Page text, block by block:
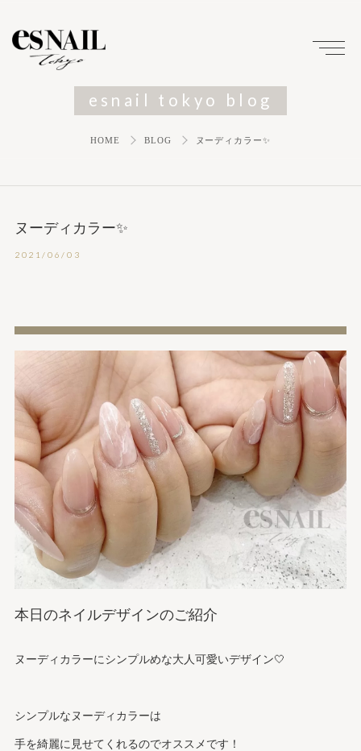
esnail tokyo blog
HOME BLOG ヌーディカラー✨
ヌーディカラー✨
2021/06/03
本日のネイルデザインのご紹介
ヌーディカラーにシンプルめな大人可愛いデザイン🤍
シンプルなヌーディカラーは
手を綺麗に見せてくれるのでオススメです！